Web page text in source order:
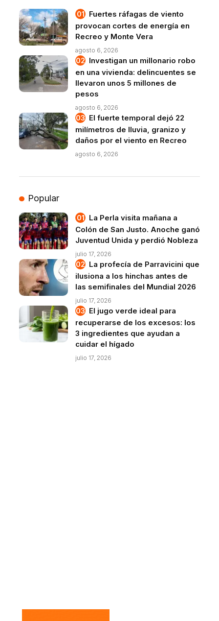
Fuertes ráfagas de viento
provocan cortes de energía en
Recreo y Monte Vera
agosto 6, 2026
Investigan un millonario robo
en una vivienda: delincuentes se
llevaron unos 5 millones de
pesos
agosto 6, 2026
El fuerte temporal dejó 22
milímetros de lluvia, granizo y
daños por el viento en Recreo
agosto 6, 2026
Popular
La Perla visita mañana a
Colón de San Justo. Anoche ganó
Juventud Unida y perdió Nobleza
julio 17, 2026
La profecía de Parravicini que
ilusiona a los hinchas antes de
las semifinales del Mundial 2026
julio 17, 2026
El jugo verde ideal para
recuperarse de los excesos: los
3 ingredientes que ayudan a
cuidar el hígado
julio 17, 2026